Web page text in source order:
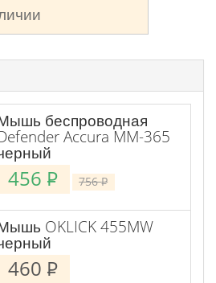
беспроводная
Accura MM-365
456 P 756P
OKLICK 455MW
460 P